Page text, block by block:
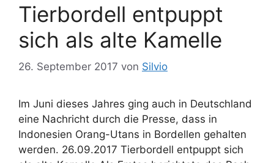
i
e
n
w
r
e
Tierbordell entpuppt
sich als alte Kamelle
26. September 2017 von Silvio
Im Juni dieses Jahres ging auch in Deutschland
eine Nachricht durch die Presse, dass in
Indonesien Orang-Utans in Bordellen gehalten
werden. 26.09.2017 Tierbordell entpuppt sich